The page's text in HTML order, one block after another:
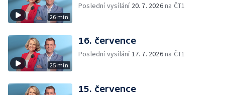
26 min
Poslední vysílání 20. 7. 2026na ČT1
25 min
16. července
Poslední vysílání17. 7. 2026na ČT1
15. července